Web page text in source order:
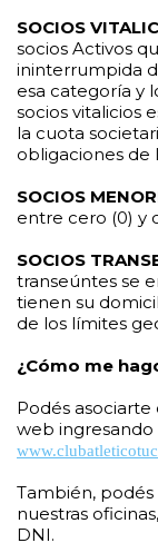
SOCIOS
socios Activos
ininterrumpida
esa categoría y
socios vitalicios
la cuota
obligaciones de
SOCIOS
entre cero (0) y
SOCIOS
transeúntes se
tienen su
de los límites
¿Cómo me
Podés
web ingresando
También,
nuestras
DNI.